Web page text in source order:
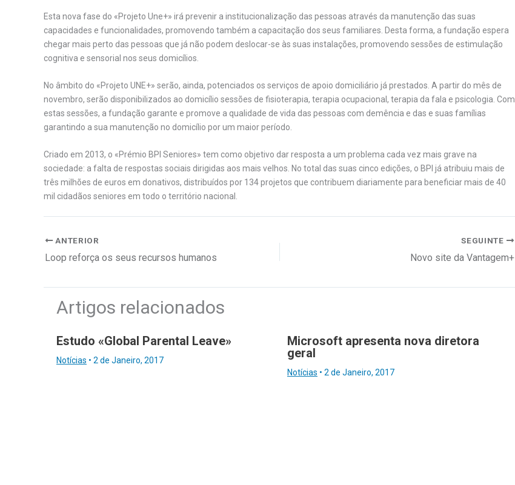
Esta nova fase do «Projeto Une+» irá prevenir a institucionalização das pessoas através da manutenção das suas
capacidades e funcionalidades, promovendo também a capacitação dos seus familiares. Desta forma, a fundação espera
chegar mais perto das pessoas que já não podem deslocar-se às suas instalações, promovendo sessões de estimulação
cognitiva e sensorial nos seus domicílios.
No âmbito do «Projeto UNE+» serão, ainda, potenciados os serviços de apoio domiciliário já prestados. A partir do mês de
novembro, serão disponibilizados ao domicílio sessões de fisioterapia, terapia ocupacional, terapia da fala e psicologia. Com
estas sessões, a fundação garante e promove a qualidade de vida das pessoas com demência e das e suas famílias
garantindo a sua manutenção no domicílio por um maior período.
Criado em 2013, o «Prémio BPI Seniores» tem como objetivo dar resposta a um problema cada vez mais grave na
sociedade: a falta de respostas sociais dirigidas aos mais velhos. No total das suas cinco edições, o BPI já atribuiu mais de
três milhões de euros em donativos, distribuídos por 134 projetos que contribuem diariamente para beneficiar mais de 40
mil cidadãos seniores em todo o território nacional.
ANTERIOR
Loop reforça os seus recursos humanos
SEGUINTE
Novo site da Vantagem+
Artigos relacionados
Estudo «Global Parental Leave»
Notícias • 2 de Janeiro, 2017
Microsoft apresenta nova diretora
geral
Notícias • 2 de Janeiro, 2017